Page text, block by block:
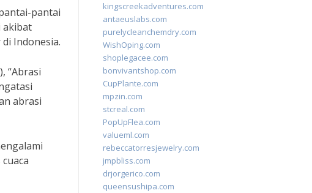
pantai
akibat
Indonesia.
“Abrasi
abrasi
kingscreekadventures.com
antaeuslabs.com
purelycleanchemdry.com
WishOping.com
shoplegacee.com
bonvivantshop.com
CupPlante.com
mpzin.com
stcreal.com
PopUpFlea.com
valueml.com
rebeccatorresjewelry.com
jmpbliss.com
drjorgerico.com
queensushipa.com